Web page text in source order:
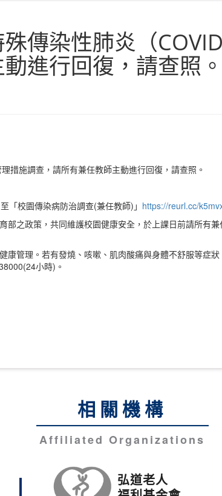
殊傳染性肺炎（
進行回復，請查照。
施調查，請所有兼任教師主動進行回復，請查照。
「校園傳染病防治調查(兼任教師)」 https://reurl.cc/
部之政策，共同維護校園健康安全，於上課日前請所有
康管理。若有發燒、咳嗽、肌肉酸痛與身體不舒服等症
小時)。
相關機構
Affiliated Organizations
弘道老人